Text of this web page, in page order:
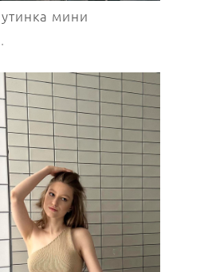
мини